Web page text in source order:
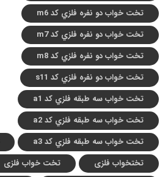
تخت خواب دو نفره فلزي کد m6
تخت خواب دو نفره فلزي کد m7
تخت خواب دو نفره فلزي کد m8
تخت خواب دو نفره فلزي کد s11
تخت خواب سه طبقه فلزي کد a1
تخت خواب سه طبقه فلزي کد a2
تخت خواب سه طبقه فلزي کد a3
تختخواب فلزی
تخت خواب فلزی